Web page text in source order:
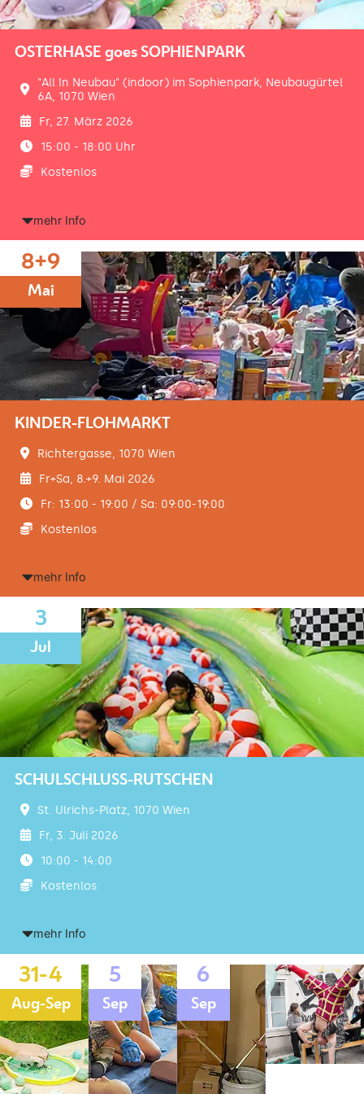
OSTERHASE goes SOPHIENPARK
"All In Neubau" (indoor) im Sophienpark, Neubaugürtel
6A, 1070 Wien
Fr, 27. März 2026
15:00 - 18:00 Uhr
Kostenlos
mehr Info
8+9
Mai
KINDER-FLOHMARKT
Richtergasse, 1070 Wien
Fr+Sa, 8.+9. Mai 2026
Fr: 13:00 - 19:00 / Sa: 09:00-19:00
Kostenlos
mehr Info
3
Jul
SCHULSCHLUSS-RUTSCHEN
St. Ulrichs-Platz, 1070 Wien
Fr, 3. Juli 2026
10:00 - 14:00
Kostenlos
mehr Info
31-4
Aug-Sep
5
Sep
6
Sep